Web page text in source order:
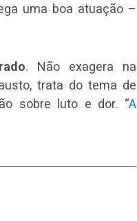
uma boa atuação –
. Não exagera na
trata do tema de
sobre luto e dor. “A